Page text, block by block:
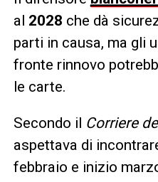
al 2028 che dà
parti in causa, ma gli
fronte rinnovo
le carte.
Secondo il Corriere
aspettava di
febbraio e inizio